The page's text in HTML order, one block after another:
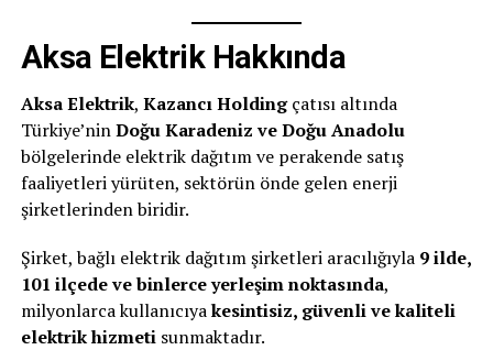
Aksa Elektrik Hakkında
Aksa Elektrik, Kazancı Holdingçatısı altında
Türkiye’ninDoğu Karadeniz ve Doğu Anadolu
bölgelerinde elektrik dağıtım ve perakende satış
faaliyetleri yürüten, sektörün önde gelen enerji
şirketlerinden biridir.
Şirket, bağlı elektrik dağıtım şirketleri aracılığıyla 9 ilde,
101 ilçede ve binlerce yerleşim noktasında,
milyonlarca kullanıcıyakesintisiz, güvenli ve kaliteli
elektrik hizmetisunmaktadır.